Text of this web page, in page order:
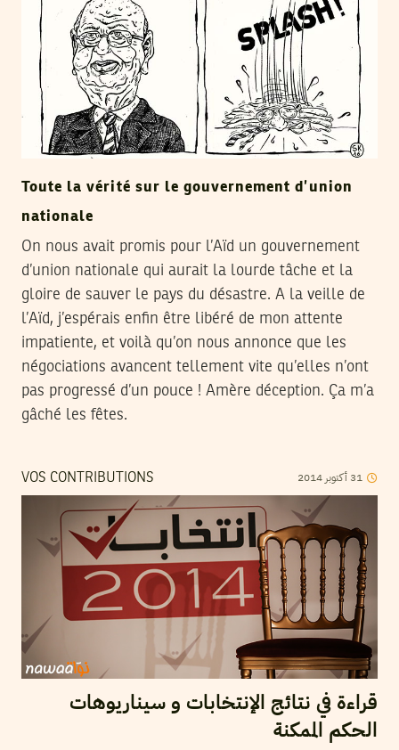
Toute la vérité sur le gouvernement d’union
nationale
On nous avait promis pour l’Aïd un gouvernement
d’union nationale qui aurait la lourde tâche et la
gloire de sauver le pays du désastre. A la veille de
l’Aïd, j’espérais enfin être libéré de mon attente
impatiente, et voilà qu’on nous annonce que les
négociations avancent tellement vite qu’elles n’ont
pas progressé d’un pouce ! Amère déception. Ça m’a
gâché les fêtes.
VOS CONTRIBUTIONS 31 أكتوبر 2014
قراءة في نتائج الإنتخابات و سيناريوهات
الحكم الممكنة